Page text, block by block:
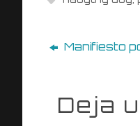
Manifiesto
Deja